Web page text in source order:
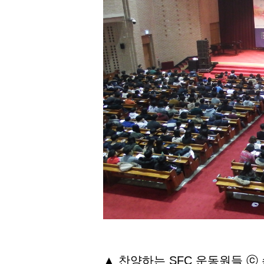
▲ 찬양하는 SFC 운동원들 ⓒ